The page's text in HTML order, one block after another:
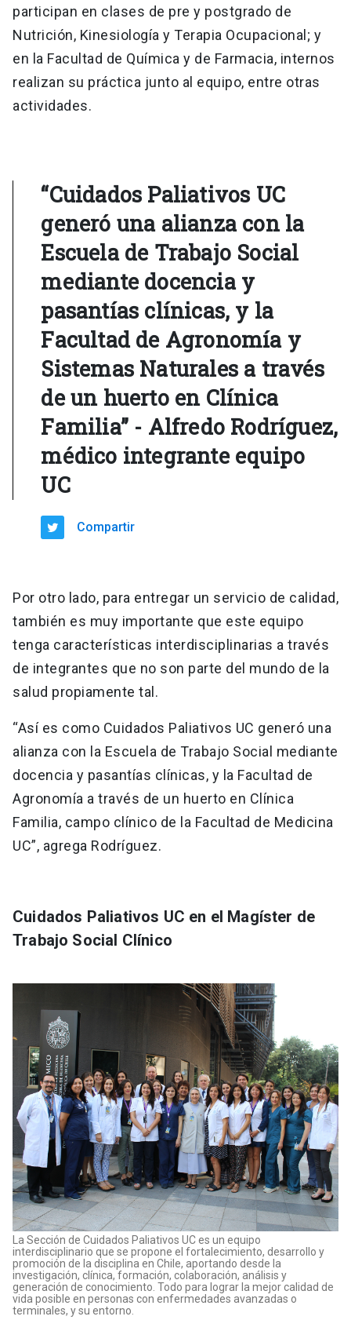
participan en clases de pre y postgrado de
Nutrición, Kinesiología y Terapia Ocupacional; y
en la Facultad de Química y de Farmacia, internos
realizan su práctica junto al equipo, entre otras
actividades.
“Cuidados Paliativos UC
generó una alianza con la
Escuela de Trabajo Social
mediante docencia y
pasantías clínicas, y la
Facultad de Agronomía y
Sistemas Naturales a través
de un huerto en Clínica
Familia” - Alfredo Rodríguez,
médico integrante equipo
UC
Compartir
Por otro lado, para entregar un servicio de calidad,
también es muy importante que este equipo
tenga características interdisciplinarias a través
de integrantes que no son parte del mundo de la
salud propiamente tal.
“Así es como Cuidados Paliativos UC generó una
alianza con la Escuela de Trabajo Social mediante
docencia y pasantías clínicas, y la Facultad de
Agronomía a través de un huerto en Clínica
Familia, campo clínico de la Facultad de Medicina
UC”, agrega Rodríguez.
Cuidados Paliativos UC en el Magíster de
Trabajo Social Clínico
La Sección de Cuidados Paliativos UC es un equipo
interdisciplinario que se propone el fortalecimiento, desarrollo y
promoción de la disciplina en Chile, aportando desde la
investigación, clínica, formación, colaboración, análisis y
generación de conocimiento. Todo para lograr la mejor calidad de
vida posible en personas con enfermedades avanzadas o
terminales, y su entorno.